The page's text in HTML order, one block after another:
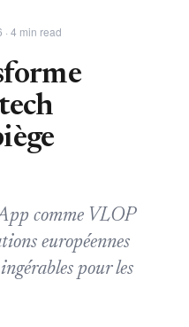
4 min read
comme VLOP
européennes
pour les